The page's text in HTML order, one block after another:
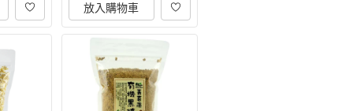
放入購物車